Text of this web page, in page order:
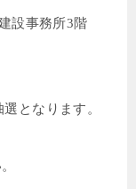
設事務所3階
となります。